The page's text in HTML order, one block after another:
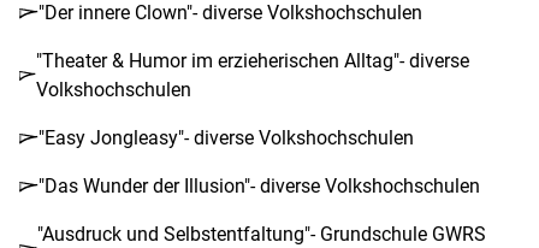
"Der innere Clown"- diverse Volkshochschulen
"Theater & Humor im erzieherischen Alltag"- diverse
Volkshochschulen
"Easy Jongleasy"- diverse Volkshochschulen
"Das Wunder der Illusion"- diverse Volkshochschulen
"Ausdruck und Selbstentfaltung"- Grundschule GWRS